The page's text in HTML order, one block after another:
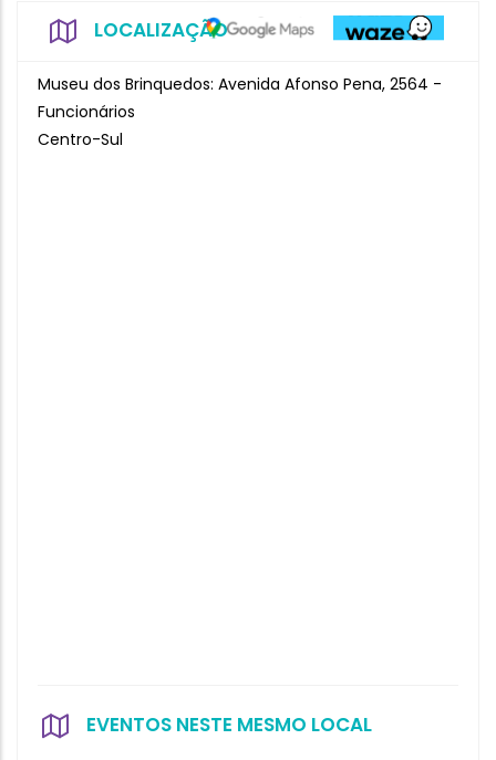
LOCALIZAÇÃO
Museu dos Brinquedos: Avenida Afonso Pena, 2564 -
Funcionários
Centro-Sul
EVENTOS NESTE MESMO LOCAL